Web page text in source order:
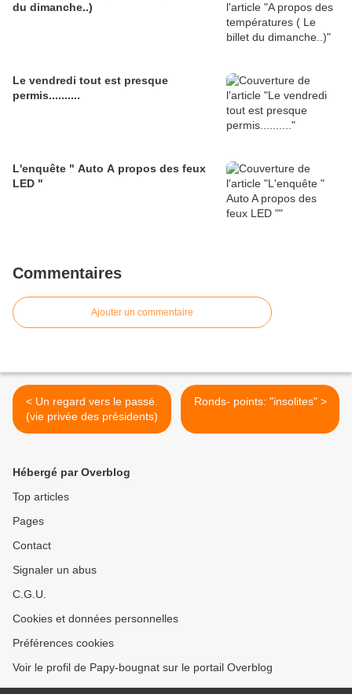
du dimanche..)
Le vendredi tout est presque
permis..........
L'enquête " Auto A propos des feux
LED "
Commentaires
Ajouter un commentaire
< Un regard vers le passé.
(vie privée des présidents)
Ronds- points: "insolites" >
Hébergé par Overblog
Top articles
Pages
Contact
Signaler un abus
C.G.U.
Cookies et données personnelles
Préférences cookies
Voir le profil de Papy-bougnat sur le portail Overblog